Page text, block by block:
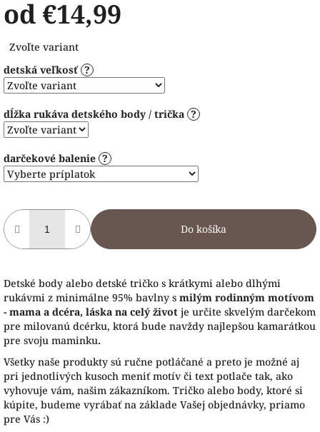
od €14,99
cena:
Zvoľte variant
detská veľkosť ?
dĺžka rukáva detského body / trička ?
darčekové balenie ?
Do košíka
Detské body alebo detské tričko s krátkymi alebo dlhými
rukávmi z minimálne 95% bavlny s milým rodinným motívom
- mama a dcéra, láska na celý život je určite skvelým darčekom
pre milovanú dcérku, ktorá bude navždy najlepšou kamarátkou
pre svoju maminku.
Všetky naše produkty sú ručne potláčané a preto je možné aj
pri jednotlivých kusoch meniť motív či text potlače tak, ako
vyhovuje vám, našim zákazníkom. Tričko alebo body, ktoré si
kúpite, budeme vyrábať na základe Vašej objednávky, priamo
pre Vás :)